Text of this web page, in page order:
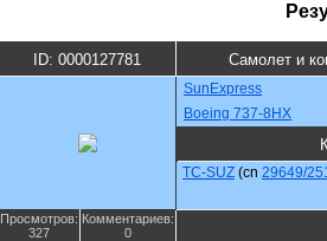
ID: 0000127781 Самолет и
SunExpress
Boeing 737-8HX
TC-SUZ (cn 29649/
Просмотров:
327
Комментариев:
0